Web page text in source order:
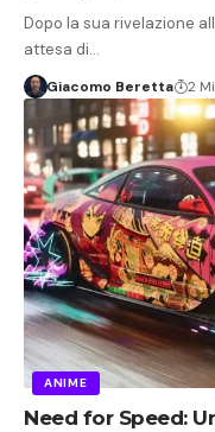
Dopo la sua rivelazione
attesa di…
Giacomo Beretta 2
ANIME
Need for Speed: